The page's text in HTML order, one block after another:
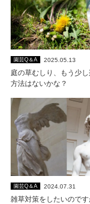
園芸Q＆A 2025.05.13
庭の草むしり、もう少
方法はないかな？
園芸Q＆A 2024.07.31
雑草対策をしたいので